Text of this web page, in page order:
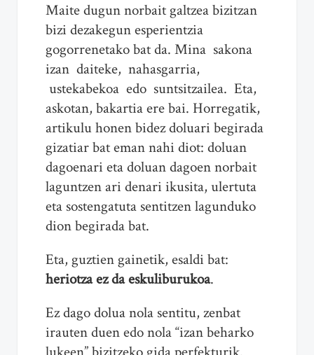
Maite dugun norbait galtzea bizitzan
bizi dezakegun esperientzia
gogorrenetako bat da. Mina sakona
izan daiteke, nahasgarria,
ustekabekoa edo suntsitzailea. Eta,
askotan, bakartia ere bai. Horregatik,
artikulu honen bidez doluari begirada
gizatiar bat eman nahi diot: doluan
dagoenari eta doluan dagoen norbait
laguntzen ari denari ikusita, ulertuta
eta sostengatuta sentitzen lagunduko
dion begirada bat.
Eta, guztien gainetik, esaldi bat:
heriotza ez da eskuliburukoa.
Ez dago dolua nola sentitu, zenbat
irauten duen edo nola “izan beharko